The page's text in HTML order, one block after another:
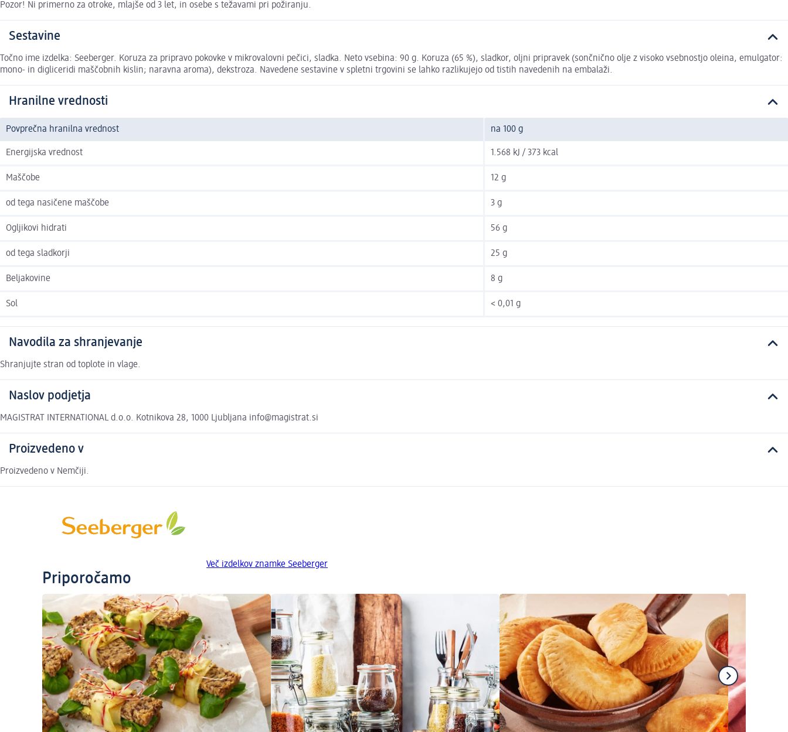
Pozor! Ni primerno za otroke, mlajše od 3 let, in osebe s težavami pri požiranju.
Sestavine
Točno ime izdelka: Seeberger. Koruza za pripravo pokovke v mikrovalovni pečici, sladka. Neto vsebina: 90 g. Koruza (65 %), sladkor, oljni pripravek (sončnično olje z visoko vsebnostjo oleina, emulgator:
mono- in digliceridi maščobnih kislin; naravna aroma), dekstroza. Navedene sestavine v spletni trgovini se lahko razlikujejo od tistih navedenih na embalaži.
Hranilne vrednosti
Povprečna hranilna vrednost na 100 g
Energijska vrednost 1.568 kJ / 373 kcal
Maščobe 12 g
od tega nasičene maščobe 3 g
Ogljikovi hidrati 56 g
od tega sladkorji 25 g
Beljakovine 8 g
Sol < 0,01 g
Navodila za shranjevanje
Shranjujte stran od toplote in vlage.
Naslov podjetja
MAGISTRAT INTERNATIONAL d.o.o. Kotnikova 28, 1000 Ljubljana info@magistrat.si
Proizvedeno v
Proizvedeno v Nemčiji.
Več izdelkov znamke Seeberger
Priporočamo